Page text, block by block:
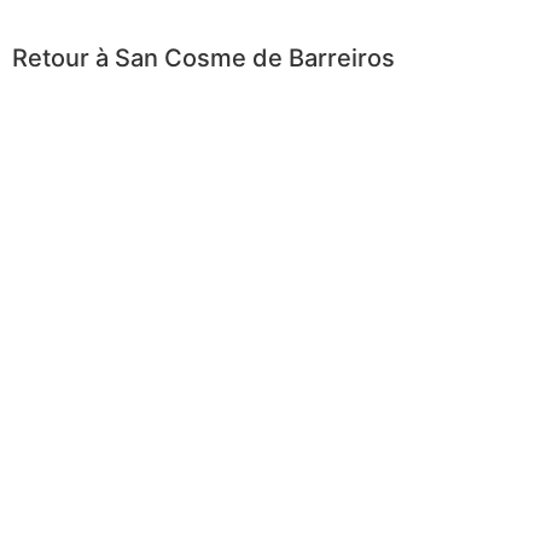
Retour à San Cosme de Barreiros